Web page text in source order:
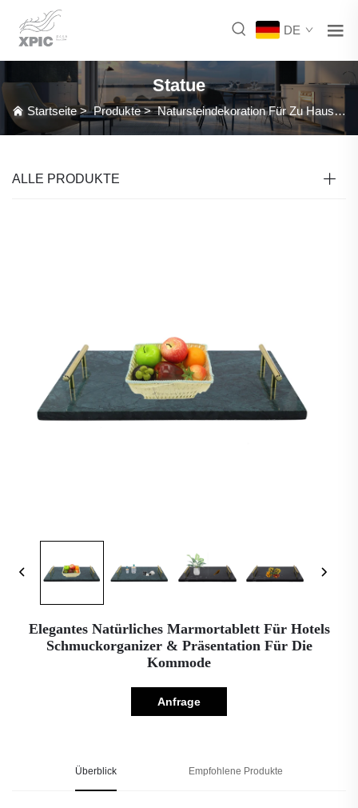
DE
Statue
Startseite>Produkte>Natursteindekoration Für Zu Hause >
ALLE PRODUKTE
Elegantes Natürliches Marmortablett Für Hotels
Schmuckorganizer & Präsentation Für Die
Kommode
Anfrage
Überblick Empfohlene Produkte